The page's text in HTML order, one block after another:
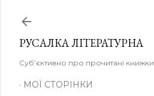
РУСАЛКА ЛІТЕРАТУРНА
Суб’єктивно про прочитані книжки
МОЇ СТОРІНКИ